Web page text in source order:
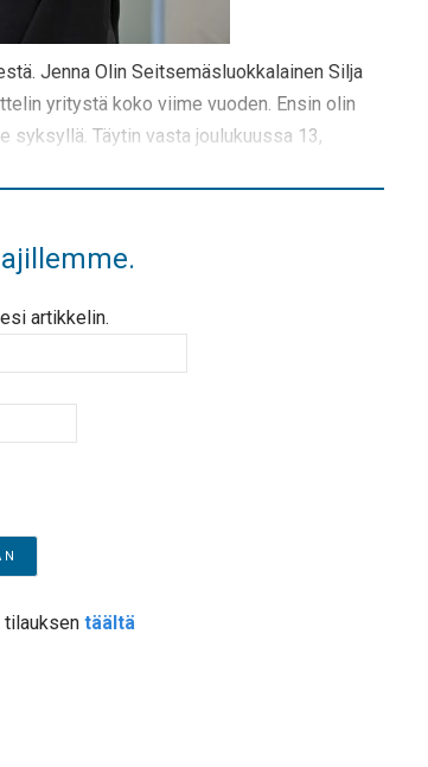
Jenna Olin Seitsemäsluokkalainen Silja
yritystä koko viime vuoden. Ensin olin
syksyllä. Täytin vasta joulukuussa 13,
artikkelin.
tilauksen täältä